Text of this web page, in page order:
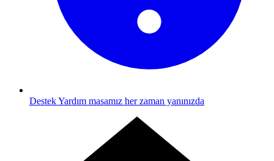
DestekYardım masamız her zaman yanınızda